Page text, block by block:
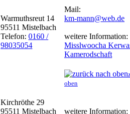
Warmuthsreut 14
95511 Mistelbach
Telefon: 0160 /
98035054
Mail:
km-mann@web.de
weitere Information:
Misslwoocha
Kamerodschaft
oben
Kirchröthe 29
95511 Mistelbach
weitere Information: